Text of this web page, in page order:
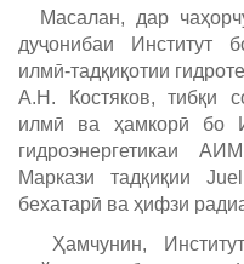
Масалан, дар
дуҷонибаи Институт
илмӣ-тадқиқотии
А.Н. Костяков, тибқи
илмӣ ва ҳамкорӣ бо
гидроэнергетикаи
Маркази тадқиқии
бехатарӣ ва ҳифзи
Ҳамчунин,